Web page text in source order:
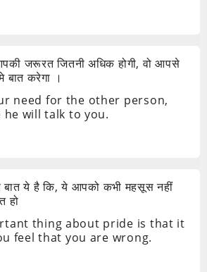
जरूरत जितनी अधिक होगी, वो आपसे
करेगा ।
need for the other person,
will talk to you.
ये है कि, ये आपको कभी महसूस नहीं
हो
thing about pride is that it
feel that you are wrong.